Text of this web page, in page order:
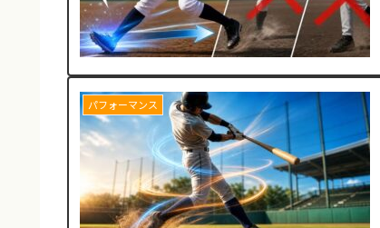
パフォーマンス